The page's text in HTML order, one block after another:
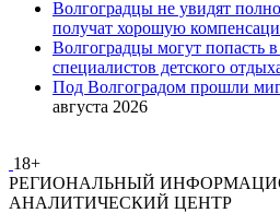
Волгоградцы не увидят
получат хорошую
Волгоградцы могут попасть
специалистов детского
Под Волгоградом прошли
августа 2026
18+
РЕГИОНАЛЬНЫЙ
АНАЛИТИЧЕСКИЙ ЦЕНТР